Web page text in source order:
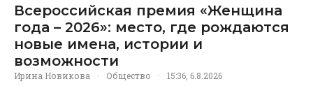
Всероссийская премия «Женщина
года – 2026»: место, где рождаются
новые имена, истории и
возможности
Ирина Новикова · Общество · 15:36, 6.8.2026